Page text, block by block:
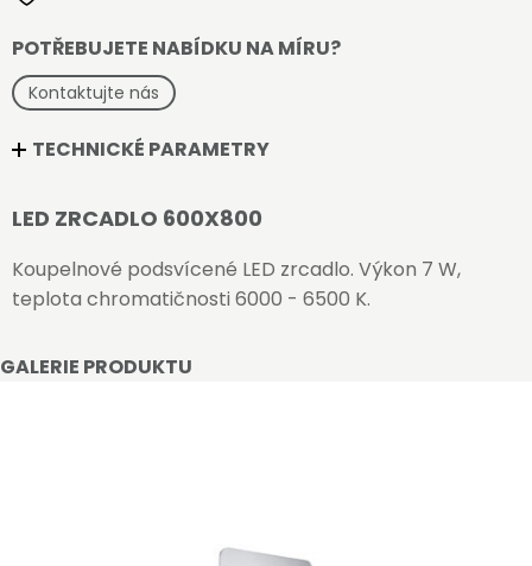
GALERIE PRODUKTU
POTŘEBUJETE NABÍDKU NA MÍRU?
Kontaktujte nás
TECHNICKÉ PARAMETRY
LED ZRCADLO 600X800
Koupelnové podsvícené LED zrcadlo. Výkon 7 W,
teplota chromatičnosti 6000 - 6500 K.